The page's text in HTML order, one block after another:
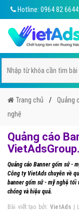
Hotline: 0964 82 6644
Trang chủ Quảng
nghệ
Quảng cáo
Quảng cáo Banner gốm sứ -
Công ty VietAds chuyên về
banner gốm sứ - mỹ nghệ tối
chóng và hiệu quả.
Bài viết tạo bởi:VietAds |